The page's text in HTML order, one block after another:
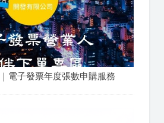
電子發票年度張數申購服務